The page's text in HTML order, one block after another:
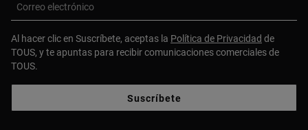
Correo electrónico
Al hacer clic en Suscríbete, aceptas la Política de Privacidad de
TOUS, y te apuntas para recibir comunicaciones comerciales de
TOUS.
Suscríbete